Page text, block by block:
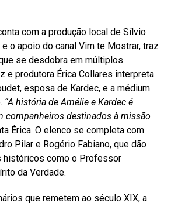
com a produção local de Sílvio
o apoio do canal Vim te Mostrar, traz
se desdobra em múltiplos
e produtora Érica Collares interpreta
esposa de Kardec, e a médium
“A história de Amélie e Kardec é
companheiros destinados à missão
Érica. O elenco se completa com
Pilar e Rogério Fabiano, que dão
históricos como o Professor
da Verdade.
que remetem ao século XIX, a